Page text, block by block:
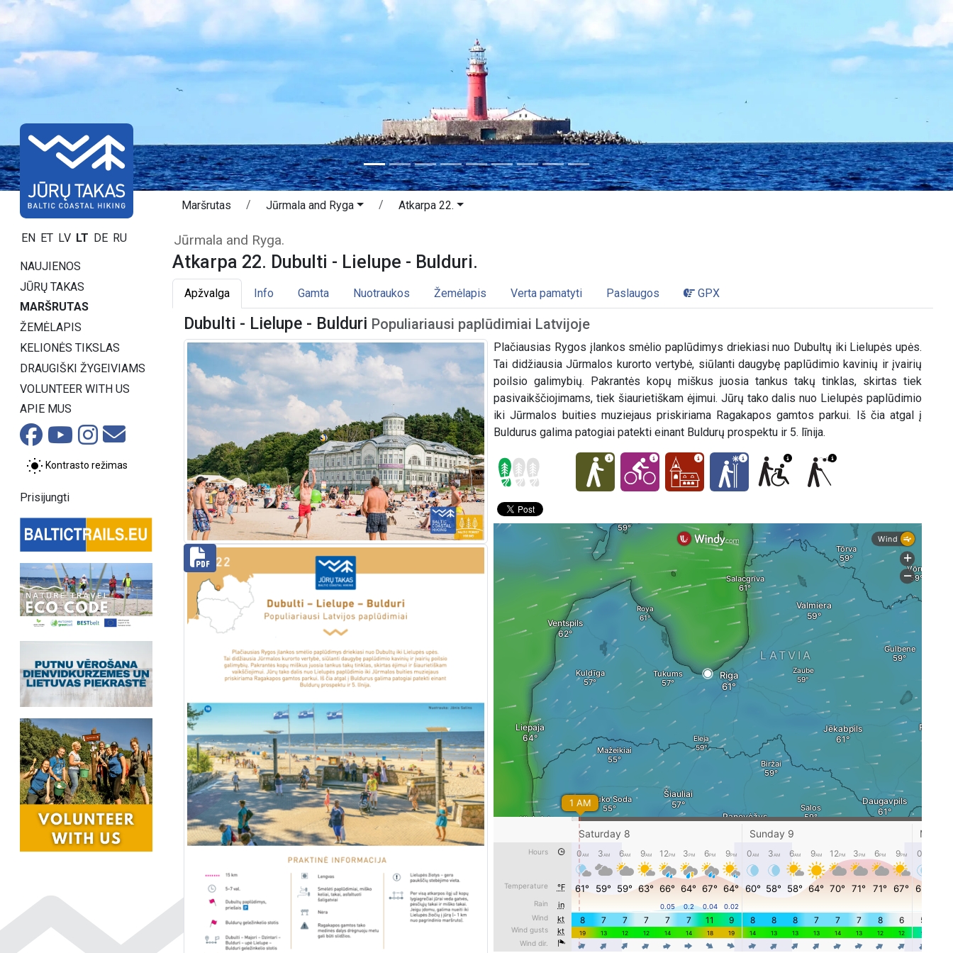
EN ET LV LT DE RU
NAUJIENOS
JŪRŲ TAKAS
MARŠRUTAS
ŽEMĖLAPIS
KELIONĖS TIKSLAS
DRAUGIŠKI ŽYGEIVIAMS
VOLUNTEER WITH US
APIE MUS
Kontrasto režimas
Prisijungti
Maršrutas Jūrmala and Ryga Atkarpa 22.
Atkarpa 22. Dubulti - Lielupe - Bulduri. Jūrmala and Ryga.
Jūrmala and Ryga.
Atkarpa 22. Dubulti - Lielupe - Bulduri.
Apžvalga Info Gamta Nuotraukos Žemėlapis Verta pamatyti Paslaugos GPX
Dubulti - Lielupe - Bulduri Populiariausi paplūdimiai Latvijoje
Plačiausias Rygos įlankos smėlio paplūdimys driekiasi nuo Dubultų iki Lielupės upės.
Tai didžiausia Jūrmalos kurorto vertybė, siūlanti daugybę paplūdimio kavinių ir įvairių
poilsio galimybių. Pakrantės kopų miškus juosia tankus takų tinklas, skirtas tiek
pasivaikščiojimams, tiek šiaurietiškam ėjimui. Jūrų tako dalis nuo Lielupės paplūdimio
iki Jūrmalos buities muziejaus priskiriama Ragakapos gamtos parkui. Iš čia atgal į
Buldurus galima patogiai patekti einant Buldurų prospektu ir 5. līnija.